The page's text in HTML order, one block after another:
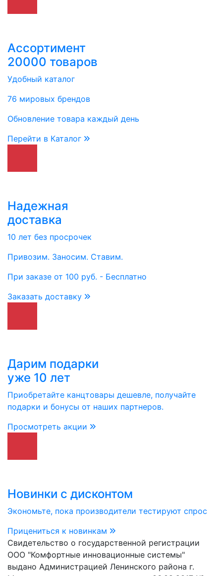
Ассортимент
20000 товаров
Удобный каталог
76 мировых брендов
Обновление товара каждый день
Перейти в Каталог
Надежная
доставка
10 лет без просрочек
Привозим. Заносим. Ставим.
При заказе от 100 руб. - Бесплатно
Заказать доставку
Дарим подарки
уже 10 лет
Приобретайте канцтовары дешевле, получайте
подарки и бонусы от наших партнеров.
Просмотреть акции
Новинки с дисконтом
Экономьте, пока производители тестируют спрос
Прицениться к новинкам
Свидетельство о государственной регистрации
ООО "Комфортные инновационные системы"
выдано Администрацией Ленинского района г.